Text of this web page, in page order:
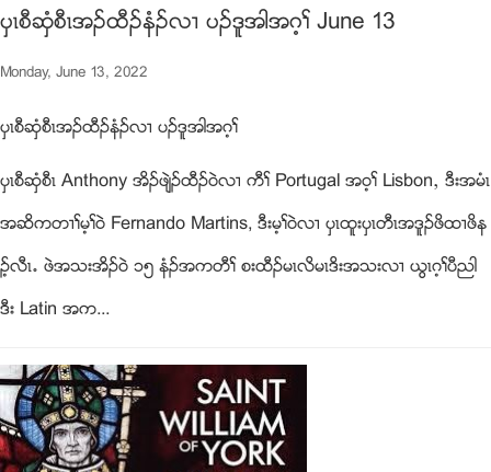
ပွၚစီဆွံစီၚအဥထီဥနံဥလ႕ ပဥဒူအါအဂ့ႈ June 13
Monday, June 13, 2022
ပွၚစီဆွံစီၚအဥထီဥနံဥလ႕ ပဥဒူအါအဂ့ႈ
ပွၚစီဆွံစီၚ Anthony အိဥဖ်ဲဥထီဥ၀ဲလ႕ ကီႈ Portugal အ၀့ႈ Lisbonယ ဒီးအမံၚ
အဆိကတ႕ႈမ့ႈ၀ဲ Fernando Martins, ဒီးမ့ႈ၀ဲလ႕ ပွၚထူးပွၚတီၚအဒူဥဖိထ႕ဖိန
ဥ့လီၚ’ ဖဲအသးအိဥ၀ဲ ၁၅ နံဥအကတီႈ စးထီဥမၚလိမၚဒိးအသးလ႕ ဎြၚဂ့ႈပီညါ
ဒီး Latin အက...